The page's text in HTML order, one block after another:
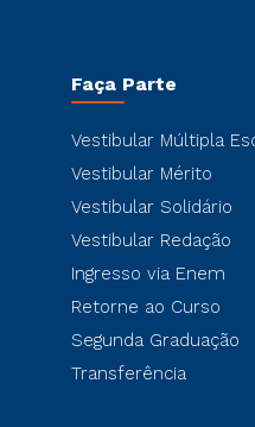
Faça Parte
Vestibular Múltipla
Vestibular Mérito
Vestibular Solidário
Vestibular Redação
Ingresso via Enem
Retorne ao Curso
Segunda Graduação
Transferência